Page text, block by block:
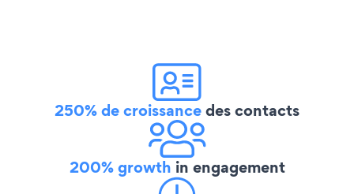
250% de croissancedes contacts
200% growth in engagement